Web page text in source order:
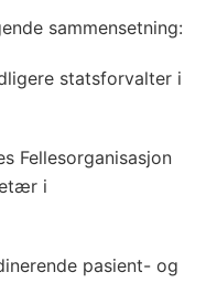
sammensetning:
statsforvalter i
Fellesorganisasjon
i
pasient- og